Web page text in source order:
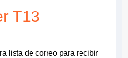
T13
lista de correo para recibir